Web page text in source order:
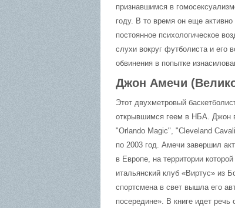
признавшимся в
году. В то время он еще
постоянное психологическое
слухи вокруг футболиста и его
обвинения в попытке
Джон Амечи
Этот двухметровый
открывшимся геем в НБА. Джон
"Orlando Magic", "Cleveland
по 2003 год. Амечи завершил
в Европе, на территории
итальянский клуб «Виртус» из
спортсмена в свет вышла его
посередине». В книге идет